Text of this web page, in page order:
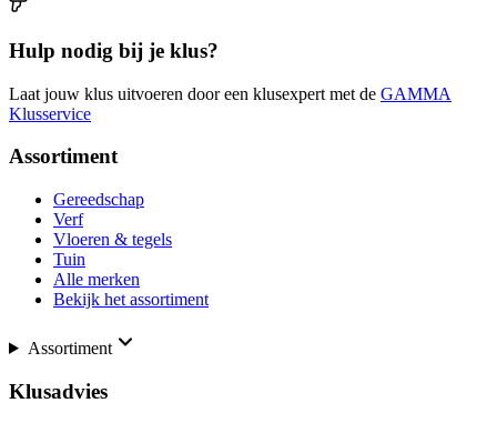
Hulp nodig bij je klus?
Laat jouw klus uitvoeren door een klusexpert met de GAMMA
Klusservice
Assortiment
Gereedschap
Verf
Vloeren & tegels
Tuin
Alle merken
Bekijk het assortiment
Assortiment
Klusadvies